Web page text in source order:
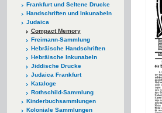
Frankfurt und Seltene Drucke
Handschriften und Inkunabeln
Judaica
Compact Memory
Freimann-Sammlung
Hebräische Handschriften
Hebräische Inkunabeln
Jiddische Drucke
Judaica Frankfurt
Kataloge
Rothschild-Sammlung
Kinderbuchsammlungen
Koloniale Sammlungen